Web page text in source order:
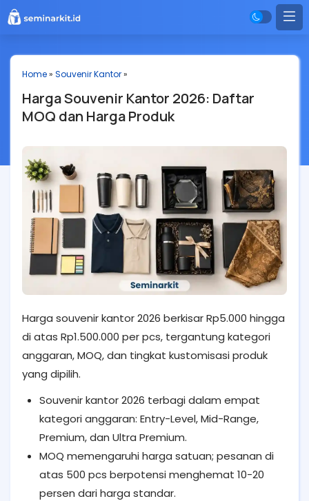
Home» Souvenir Kantor»
Harga Souvenir Kantor 2026: Daftar
MOQ dan Harga Produk
Harga souvenir kantor 2026 berkisar Rp5.000 hingga
di atas Rp1.500.000 per pcs, tergantung kategori
anggaran, MOQ, dan tingkat kustomisasi produk
yang dipilih.
Souvenir kantor 2026 terbagi dalam empat
kategori anggaran: Entry-Level, Mid-Range,
Premium, dan Ultra Premium.
MOQ memengaruhi harga satuan; pesanan di
atas 500 pcs berpotensi menghemat 10-20
persen dari harga standar.